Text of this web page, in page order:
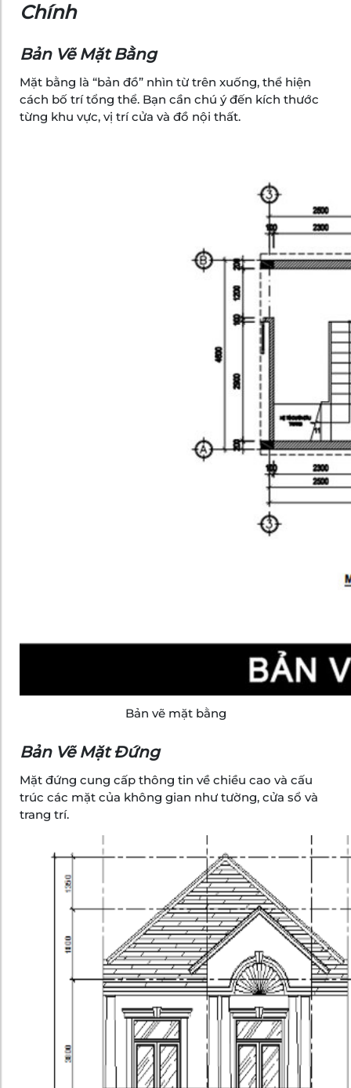
Chính
Bản Vẽ Mặt Bằng
Mặt bằng là “bản đồ” nhìn từ trên xuống, thể hiện
cách bố trí tổng thể. Bạn cần chú ý đến kích thước
từng khu vực, vị trí cửa và đồ nội thất.
Bản vẽ mặt bằng
Bản Vẽ Mặt Đứng
Mặt đứng cung cấp thông tin về chiều cao và cấu
trúc các mặt của không gian như tường, cửa sổ và
trang trí.